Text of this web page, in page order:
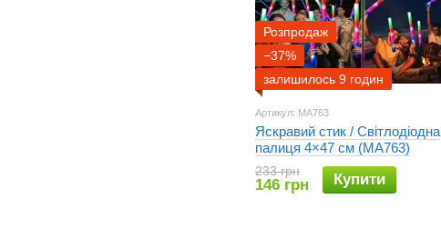
Розпродаж
−37%
залишилось 9 годин
Артикул: MA763
Яскравий стик / Світлодіодна
палиця 4×47 см (MA763)
233 грн
146 грн Купити